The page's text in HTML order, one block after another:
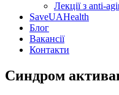
Лекції з anti-
SaveUAHealth
Блог
Вакансії
Контакти
Синдром